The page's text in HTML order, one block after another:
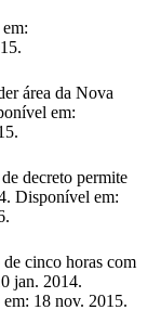
área da Nova
em:
decreto permite
Disponível em:
cinco horas com
jan. 2014.
18 nov. 2015.